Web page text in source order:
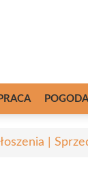
PRACA POGODA
|